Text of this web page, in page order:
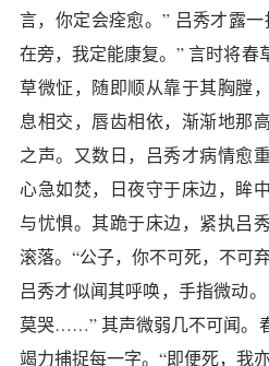
言，你定会痊愈。” 吕秀才露
在旁，我定能康复。” 言时将春
草微怔，随即顺从靠于其胸膛
息相交，唇齿相依，渐渐地那
之声。又数日，吕秀才病情愈
心急如焚，日夜守于床边，眸
与忧惧。其跪于床边，紧执吕
滚落。“公子，你不可死，不可
吕秀才似闻其呼唤，手指微动
莫哭……” 其声微弱几不可闻。
竭力捕捉每一字。“即便死，我